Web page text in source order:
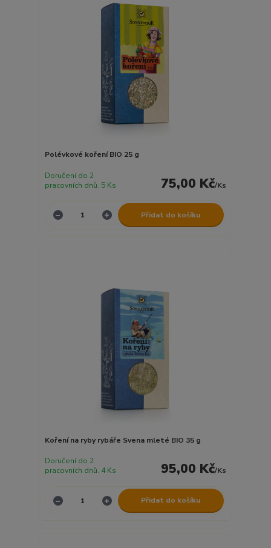
Polévkové koření BIO 25 g
75,00 Kč/Ks
Doručení do 2
pracovních dnů. 5 Ks
Přidat do košíku
Koření na ryby rybáře Svena mleté BIO 35 g
95,00 Kč/Ks
Doručení do 2
pracovních dnů. 4 Ks
Přidat do košíku